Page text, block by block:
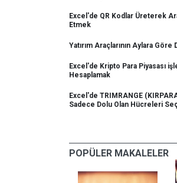
Excel'de QR Kodlar Üreterek
Etmek
Yatırım Araçlarının Aylara Göre
Excel'de Kripto Para Piyasası
Hesaplamak
Excel'de TRIMRANGE
Sadece Dolu Olan Hücreleri
POPÜLER MAKALELER